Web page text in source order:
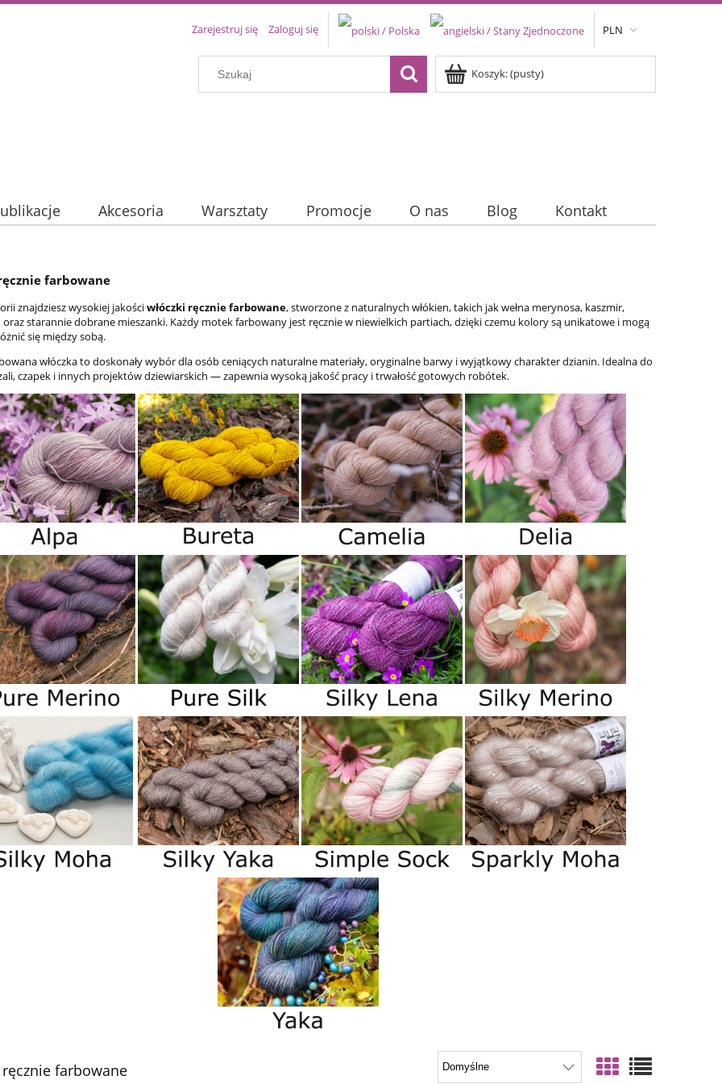
PLN
Zarejestruj się Zaloguj się
Koszyk:(pusty)
Akcesoria Warsztaty Promocje O nas Blog Kontakt
farbowane
znajdziesz wysokiej jakościwłóczki ręcznie farbowane, stworzone z naturalnych włókien, takich jak wełna merynosa, kaszmir,
oraz starannie dobrane mieszanki. Każdy motek farbowany jest ręcznie w niewielkich partiach, dzięki czemu kolory są unikatowe i mogą
się między sobą.
włóczka to doskonały wybór dla osób ceniących naturalne materiały, oryginalne barwy i wyjątkowy charakter dzianin. Idealna do
czapek i innych projektów dziewiarskich — zapewnia wysoką jakość pracy i trwałość gotowych robótek.
ręcznie farbowane